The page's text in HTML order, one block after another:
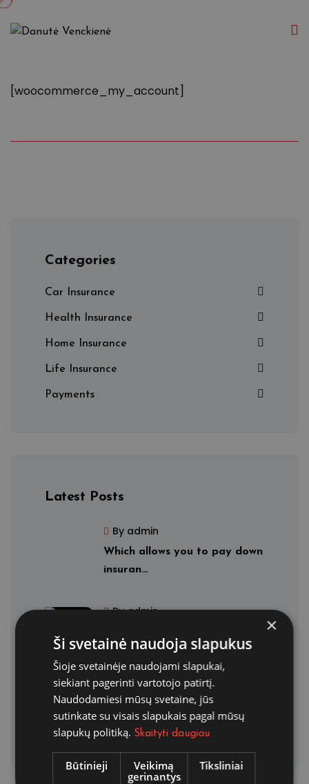
[woocommerce_my_account]
Categories
Car Insurance
Health Insurance
Home Insurance
Life Insurance
Payments
Latest Posts
Which allows you to pay down
insuran…
By admin
survival …
By admin
There are many variations of
passage…
×
Ši svetainė naudoja slapukus
Šioje svetainėje naudojami slapukai,
siekiant pagerinti vartotojo patirtį.
Naudodamiesi mūsų svetaine, jūs
sutinkate su visais slapukais pagal mūsų
slapukų politiką. Skaityti daugiau
Būtinieji
Veikimą
gerinantys
Tiksliniai